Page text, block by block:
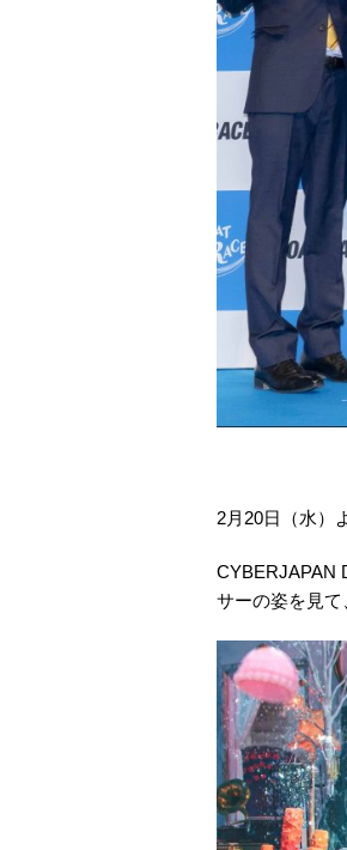
2月20日（水）
CYBERJAPAN
サーの姿を見て